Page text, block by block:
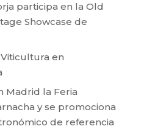
participa en la Old
Showcase de
en
Madrid la Feria
y se promociona
de referencia